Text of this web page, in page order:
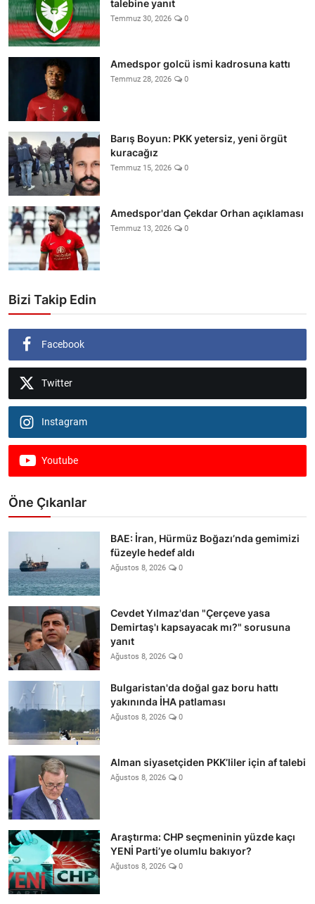
talebine yanıt
Temmuz 30, 2026 0
Amedspor golcü ismi kadrosuna kattı
Temmuz 28, 2026 0
Barış Boyun: PKK yetersiz, yeni örgüt
kuracağız
Temmuz 15, 2026 0
Amedspor'dan Çekdar Orhan açıklaması
Temmuz 13, 2026 0
Bizi Takip Edin
Facebook
Twitter
Instagram
Youtube
Öne Çıkanlar
BAE: İran, Hürmüz Boğazı’nda gemimizi
füzeyle hedef aldı
Ağustos 8, 2026 0
Cevdet Yılmaz'dan "Çerçeve yasa
Demirtaş'ı kapsayacak mı?" sorusuna
yanıt
Ağustos 8, 2026 0
Bulgaristan'da doğal gaz boru hattı
yakınında İHA patlaması
Ağustos 8, 2026 0
Alman siyasetçiden PKK’liler için af talebi
Ağustos 8, 2026 0
Araştırma: CHP seçmeninin yüzde kaçı
YENİ Parti’ye olumlu bakıyor?
Ağustos 8, 2026 0